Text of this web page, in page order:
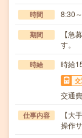
時間 8:30
期間
【急
す。
時給 時給
交通
仕事内容
【大
操作